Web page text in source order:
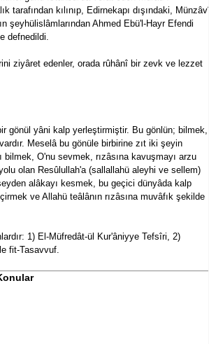
tarafından kılınıp, Edirnekapı dışındaki, Münzâvî
şeyhülislâmlarından Ahmed Ebü'l-Hayr Efendi
defnedildi.
ziyâret edenler, orada rûhânî bir zevk ve lezzet
gönül yâni kalp yerleştirmiştir. Bu gönlün; bilmek,
Meselâ bu gönüle birbirine zıt iki şeyin
O'nu sevmek, rızâsına kavuşmayı arzu
olan Resûlullah'a (sallallahü aleyhi ve sellem)
alâkayı kesmek, bu geçici dünyâda kalp
ve Allahü teâlânın rızâsına muvâfık şekilde
1) El-Müfredât-ül Kur'âniyye Tefsîri, 2)
fit-Tasavvuf.